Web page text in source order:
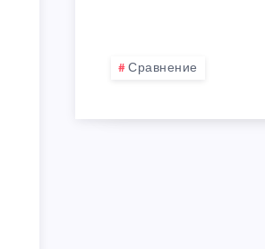
Сравнение